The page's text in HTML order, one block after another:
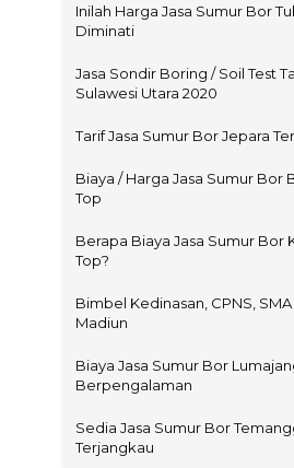
Inilah Harga Jasa Sumur Bor
Diminati
Jasa Sondir Boring / Soil Test
Sulawesi Utara 2020
Tarif Jasa Sumur Bor Jepara
Biaya / Harga Jasa Sumur Bor
Top
Berapa Biaya Jasa Sumur Bor
Top?
Bimbel Kedinasan, CPNS,
Madiun
Biaya Jasa Sumur Bor
Berpengalaman
Sedia Jasa Sumur Bor
Terjangkau